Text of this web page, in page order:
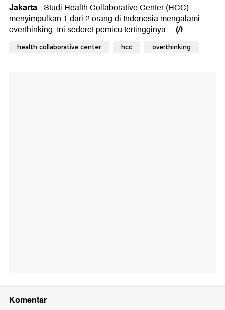
Jakarta- Studi Health Collaborative Center (HCC)
menyimpulkan 1 dari 2 orang di Indonesia mengalami
overthinking. Ini sederet pemicu tertingginya…(/)
health collaborative center hcc overthinking
Komentar